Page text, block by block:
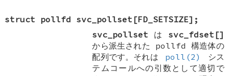
struct pollfd svc_pollset[FD_SETSIZE] ;
svc_pollset は svc_fdset[]
から派生された pollfd 構造体の
配列です。それは
poll(2)
シス
テムコールへの引数として適切で